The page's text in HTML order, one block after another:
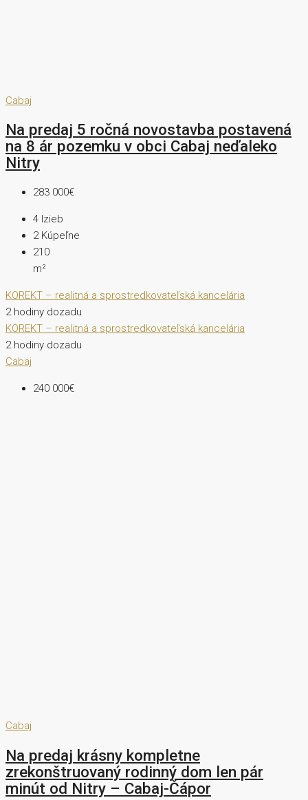
Cabaj
Na predaj 5 ročná novostavba postavená
na 8 ár pozemku v obci Cabaj neďaleko
Nitry
283 000€
4 Izieb
2 Kúpeľne
210
m²
KOREKT – realitná a sprostredkovateľská kancelária
2 hodiny dozadu
KOREKT – realitná a sprostredkovateľská kancelária
2 hodiny dozadu
Cabaj
240 000€
Cabaj
Na predaj krásny kompletne
zrekonštruovaný rodinný dom len pár
minút od Nitry – Cabaj-Čápor